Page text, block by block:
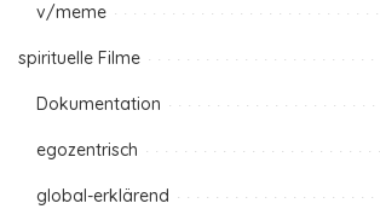
v/meme
spirituelle Filme
Dokumentation
egozentrisch
global-erklärend